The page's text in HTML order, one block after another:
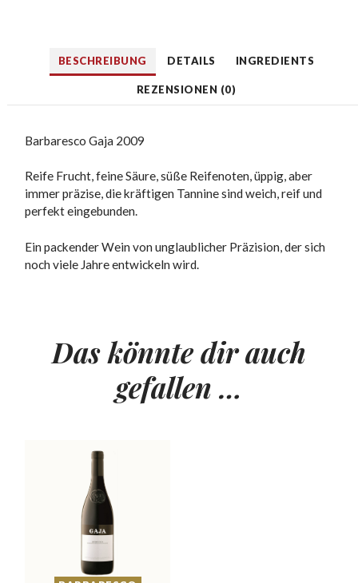
BESCHREIBUNG DETAILS INGREDIENTS
REZENSIONEN (0)
Barbaresco Gaja 2009
Reife Frucht, fei­ne Säure, süße Rei­fe­no­ten, üppig, aber
immer präzise, die kräftigen Tannine sind weich, reif und
perfekt eingebunden.
Ein packender Wein von unglaublicher Präzision, der sich
noch viele Jahre entwickeln wird.
Das könnte dir auch
gefallen …